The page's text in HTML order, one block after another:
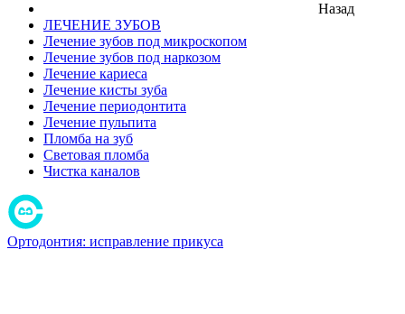
Назад
ЛЕЧЕНИЕ ЗУБОВ
Лечение зубов под микроскопом
Лечение зубов под наркозом
Лечение кариеса
Лечение кисты зуба
Лечение периодонтита
Лечение пульпита
Пломба на зуб
Световая пломба
Чистка каналов
Ортодонтия: исправление прикуса